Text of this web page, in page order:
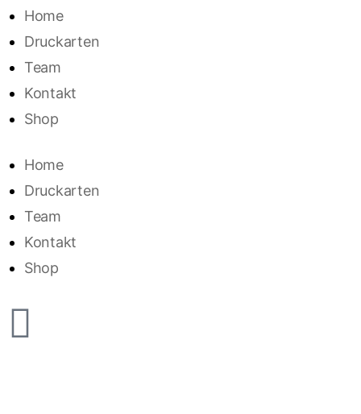
Home
Druckarten
Team
Kontakt
Shop
Home
Druckarten
Team
Kontakt
Shop